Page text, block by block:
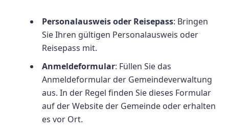
Personalausweis oder Reisepass: Bringen
Sie Ihren gültigen Personalausweis oder
Reisepass mit.
Anmeldeformular: Füllen Sie das
Anmeldeformular der Gemeindeverwaltung
aus. In der Regel finden Sie dieses Formular
auf der Website der Gemeinde oder erhalten
es vor Ort.